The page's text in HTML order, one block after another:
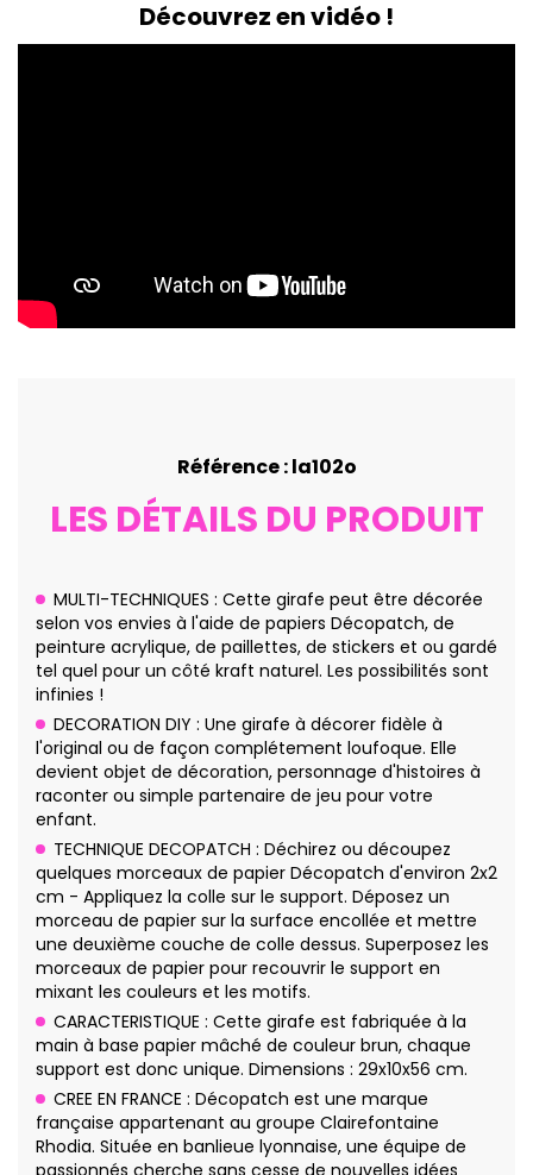
Découvrez en vidéo !
Référence : la102o
LES DÉTAILS DU PRODUIT
MULTI-TECHNIQUES : Cette girafe peut être décorée
selon vos envies à l'aide de papiers Décopatch, de
peinture acrylique, de paillettes, de stickers et ou gardé
tel quel pour un côté kraft naturel. Les possibilités sont
infinies !
DECORATION DIY : Une girafe à décorer fidèle à
l'original ou de façon complétement loufoque. Elle
devient objet de décoration, personnage d'histoires à
raconter ou simple partenaire de jeu pour votre
enfant.
TECHNIQUE DECOPATCH : Déchirez ou découpez
quelques morceaux de papier Décopatch d'environ 2x2
cm - Appliquez la colle sur le support. Déposez un
morceau de papier sur la surface encollée et mettre
une deuxième couche de colle dessus. Superposez les
morceaux de papier pour recouvrir le support en
mixant les couleurs et les motifs.
CARACTERISTIQUE : Cette girafe est fabriquée à la
main à base papier mâché de couleur brun, chaque
support est donc unique. Dimensions : 29x10x56 cm.
CREE EN FRANCE : Décopatch est une marque
française appartenant au groupe Clairefontaine
Rhodia. Située en banlieue lyonnaise, une équipe de